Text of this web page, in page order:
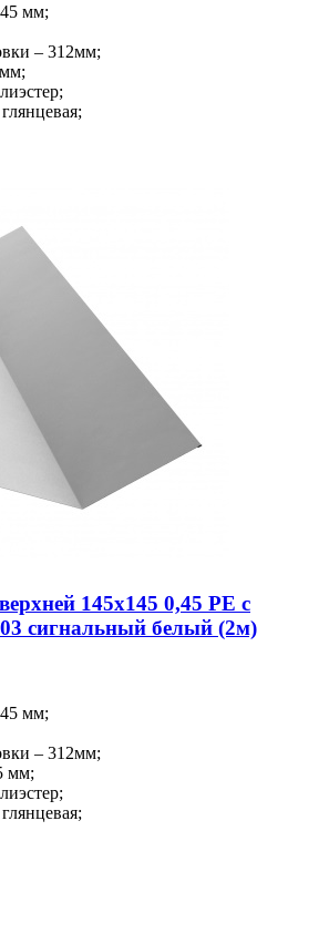
мм;
– 312мм;
145х145 0,45 PE с
сигнальный белый (2м)
мм;
– 312мм;
мм;